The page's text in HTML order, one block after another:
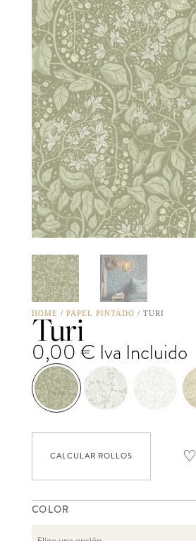
HOME / PAPEL PINTADO / TURI
Turi
0,00 € Iva Incluido
CALCULAR ROLLOS ♡
COLOR